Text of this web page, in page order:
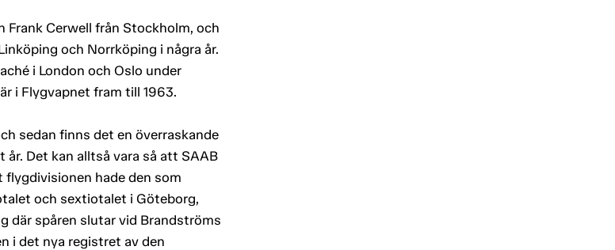
Frank Cerwell från Stockholm, och
och Norrköping i några år.
i London och Oslo under
i Flygvapnet fram till 1963.
sedan finns det en överraskande
Det kan alltså vara så att SAAB
hade den som
och sextiotalet i Göteborg,
där spåren slutar vid Brandströms
i det nya registret av den